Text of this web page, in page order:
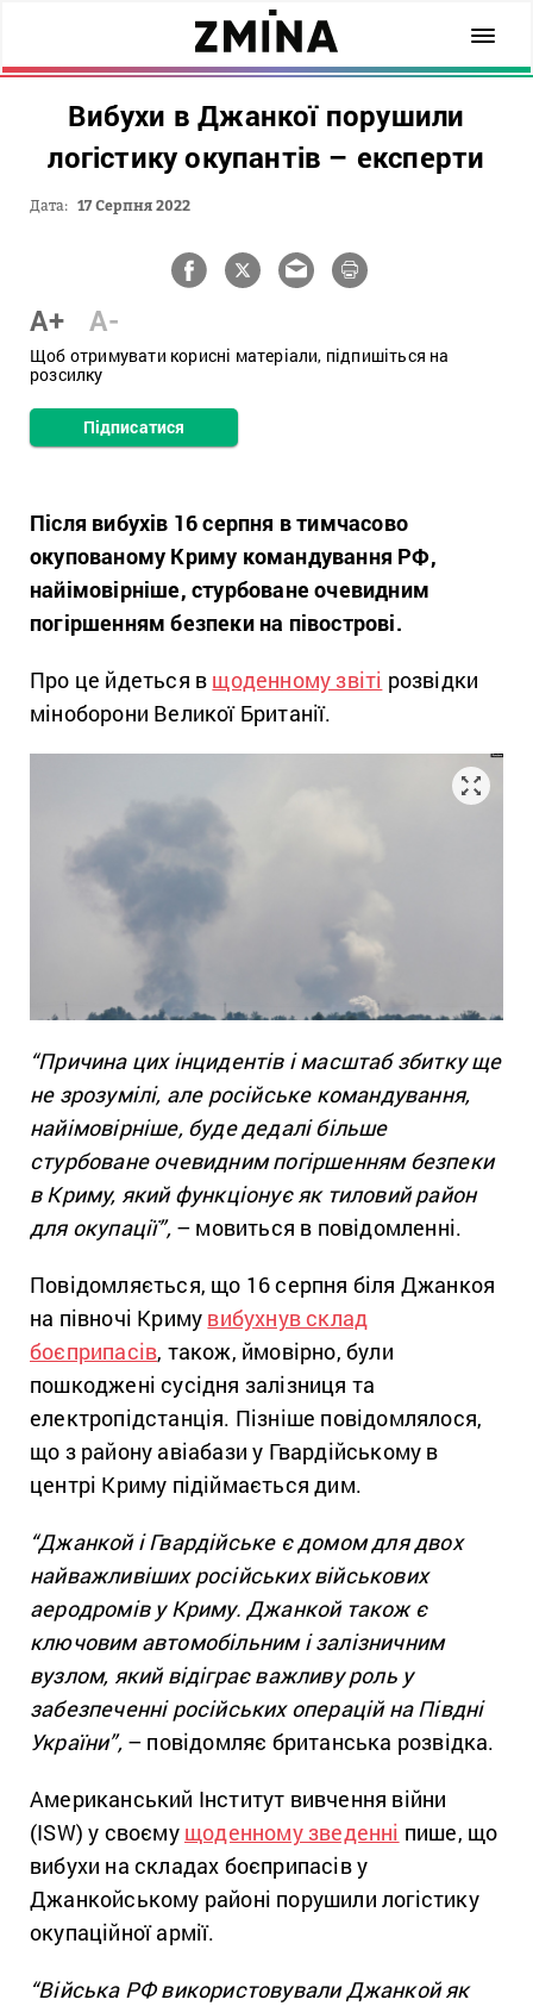
Вибухи в Джанкої порушили
логістику окупантів – експерти
Дата: 17 Серпня 2022
A+ A-
Щоб отримувати корисні матеріали, підпишіться на
розсилку
Підписатися
Після вибухів 16 серпня в тимчасово
окупованому Криму командування РФ,
найімовірніше, стурбоване очевидним
погіршенням безпеки на півострові.
Про це йдеться в щоденному звіті розвідки
міноборони Великої Британії.
“Причина цих інцидентів і масштаб збитку ще
не зрозумілі, але російське командування,
найімовірніше, буде дедалі більше
стурбоване очевидним погіршенням безпеки
в Криму, який функціонує як тиловий район
для окупації”,– мовиться в повідомленні.
Повідомляється, що 16 серпня біля Джанкоя
на півночі Криму вибухнув склад
боєприпасів, також, ймовірно, були
пошкоджені сусідня залізниця та
електропідстанція. Пізніше повідомлялося,
що з району авіабази у Гвардійському в
центрі Криму підіймається дим.
“Джанкой і Гвардійське є домом для двох
найважливіших російських військових
аеродромів у Криму. Джанкой також є
ключовим автомобільним і залізничним
вузлом, який відіграє важливу роль у
забезпеченні російських операцій на Півдні
України”,– повідомляє британська розвідка.
Американський Інститут вивчення війни
(ISW) у своєму щоденному зведенні пише, що
вибухи на складах боєприпасів у
Джанкойському районі порушили логістику
окупаційної армії.
“Війська РФ використовували Джанкой як